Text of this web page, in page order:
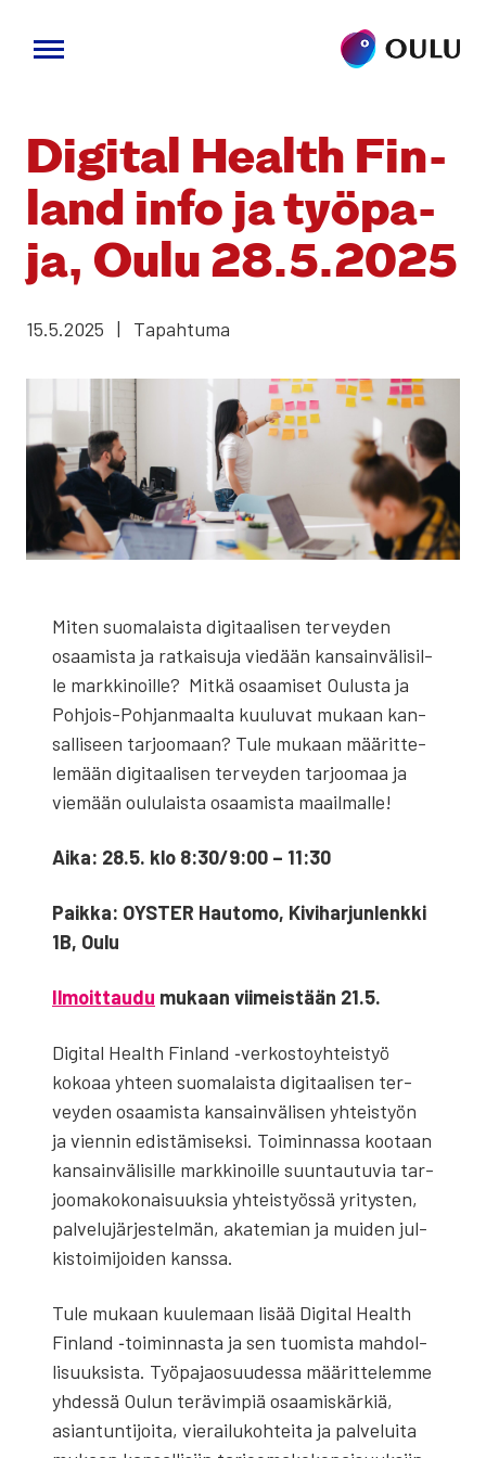
sisältöön
Digi­tal Health Fin­
land info ja työ­pa­
ja, Oulu 28.5.2025
15.5.2025 | Tapahtuma
Miten suo­ma­lais­ta digi­taa­li­sen ter­vey­den
osaa­mis­ta ja rat­kai­su­ja vie­dään kan­sain­vä­li­sil­
le mark­ki­noil­le? Mit­kä osaa­mi­set Oulus­ta ja
Poh­jois-Poh­jan­maal­ta kuu­lu­vat mukaan kan­
sal­li­seen tar­joo­maan? Tule mukaan mää­rit­te­
le­mään digi­taa­li­sen ter­vey­den tar­joo­maa ja
vie­mään oulu­lais­ta osaa­mis­ta maa­il­mal­le!
Aika: 28.5. klo 8:30/9:00 – 11:30
Paik­ka: OYSTER Hau­to­mo, Kivi­har­jun­lenk­ki
1B, Oulu
Ilmoit­tau­du mukaan vii­meis­tään 21.5.
Digi­tal Health Fin­land ‑ver­kos­to­yh­teis­työ
koko­aa yhteen suo­ma­lais­ta digi­taa­li­sen ter­
vey­den osaa­mis­ta kan­sain­vä­li­sen yhteis­työn
ja vien­nin edis­tä­mi­sek­si. Toi­min­nas­sa koo­taan
kan­sain­vä­li­sil­le mark­ki­noil­le suun­tau­tu­via tar­
joo­ma­ko­ko­nai­suuk­sia yhteis­työs­sä yri­tys­ten,
pal­ve­lu­jär­jes­tel­män, aka­te­mian ja mui­den jul­
kis­toi­mi­joi­den kans­sa.
Tule mukaan kuu­le­maan lisää Digi­tal Health
Fin­land ‑toi­min­nas­ta ja sen tuo­mis­ta mah­dol­
li­suuk­sis­ta. Työ­pa­jao­suu­des­sa mää­rit­te­lem­me
yhdes­sä Oulun terä­vim­piä osaa­mis­kär­kiä,
asian­tun­ti­joi­ta, vie­rai­lu­koh­tei­ta ja pal­ve­lui­ta